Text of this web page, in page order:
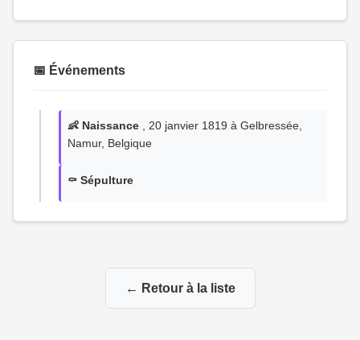
📅 Événements
👶 Naissance , 20 janvier 1819 à Gelbressée,
Namur, Belgique
⚰️ Sépulture
← Retour à la liste